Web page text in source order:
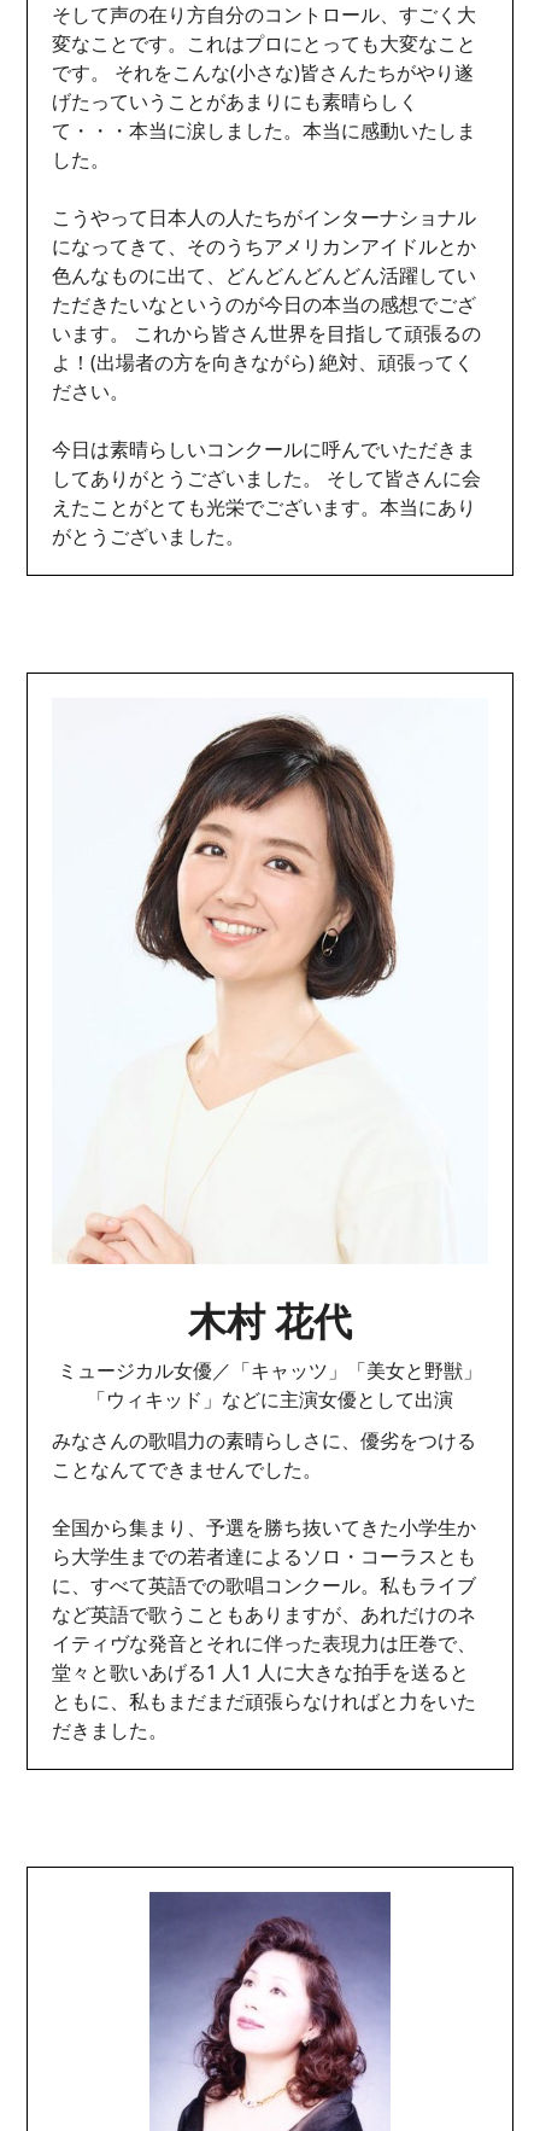
そして声の在り方自分のコントロール、すごく大
変なことです。これはプロにとっても大変なこと
です。 それをこんな(小さな)皆さんたちがやり遂
げたっていうことがあまりにも素晴らしく
て・・・本当に涙しました。本当に感動いたしま
した。
こうやって日本人の人たちがインターナショナル
になってきて、そのうちアメリカンアイドルとか
色んなものに出て、どんどんどんどん活躍してい
ただきたいなというのが今日の本当の感想でござ
います。 これから皆さん世界を目指して頑張るの
よ！(出場者の方を向きながら) 絶対、頑張ってく
ださい。
今日は素晴らしいコンクールに呼んでいただきま
してありがとうございました。 そして皆さんに会
えたことがとても光栄でございます。本当にあり
がとうございました。
木村 花代
ミュージカル女優／「キャッツ」「美女と野獣」
「ウィキッド」などに主演女優として出演
みなさんの歌唱力の素晴らしさに、優劣をつける
ことなんてできませんでした。
全国から集まり、予選を勝ち抜いてきた小学生か
ら大学生までの若者達によるソロ・コーラスとも
に、すべて英語での歌唱コンクール。私もライブ
など英語で歌うこともありますが、あれだけのネ
イティヴな発音とそれに伴った表現力は圧巻で、
堂々と歌いあげる1 人1 人に大きな拍手を送ると
ともに、私もまだまだ頑張らなければと力をいた
だきました。